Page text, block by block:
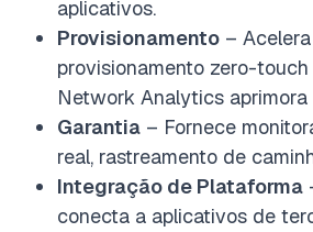
aplicativos.
Provisionamento –
provisionamento zero-
Network Analytics
Garantia – Fornece
real, rastreamento de
Integração de Plataforma
conecta a aplicativos de